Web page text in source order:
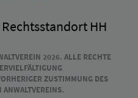
Rechtsstandort HH
2026. ALLE RECHTE
ZUSTIMMUNG DES